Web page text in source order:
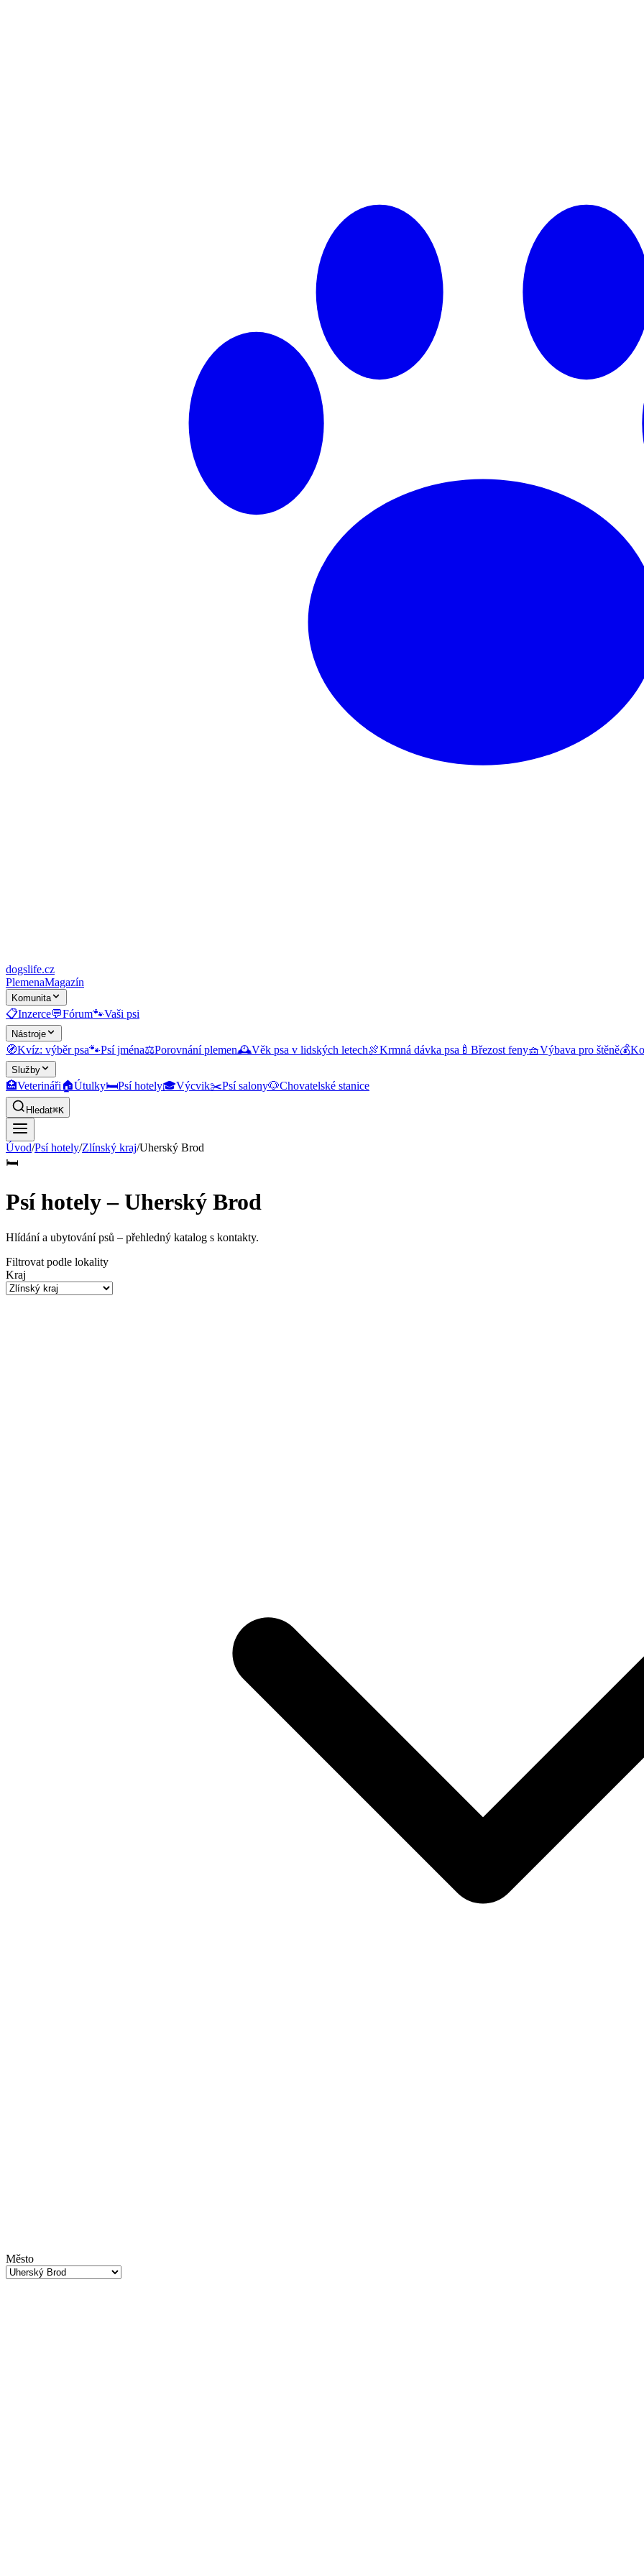
dogslife.cz
PlemenaMagazín
Komunita
📋Inzerce💬Fórum🐾Vaši psi
Nástroje
🧭Kvíz: výběr psa🐾Psí jména⚖️Porovnání plemen🕰️Věk psa v lidských letech🍖Krmná dávka psa 🍼 Březost feny🧺Výbava pro štěně💰
Služby
🏥Veterináři🏠Útulky🛏️Psí hotely🎓Výcvik✂️Psí salony🐶Chovatelské stanice
Hledat⌘K
Úvod/Psí hotely/Zlínský kraj/Uherský Brod
🛏️
Psí hotely – Uherský Brod
Hlídání a ubytování psů – přehledný katalog s kontakty.
Filtrovat podle lokality
Kraj
Město